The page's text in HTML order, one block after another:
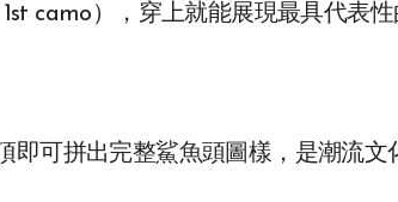
camo），穿上就能展現最具代表性
可拼出完整鯊魚頭圖樣，是潮流文